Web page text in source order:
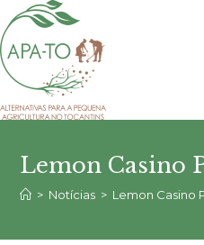
para
o
conteúdo
Lemon Casino
> Notícias > Lemon Casino